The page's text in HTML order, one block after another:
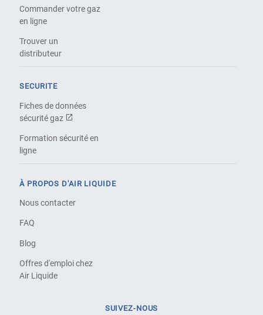
Commander votre gaz
en ligne
Trouver un
distributeur
SECURITE
Fiches de données
sécurité gaz
Formation sécurité en
ligne
À PROPOS D'AIR LIQUIDE
Nous contacter
FAQ
Blog
Offres d'emploi chez
Air Liquide
SUIVEZ-NOUS